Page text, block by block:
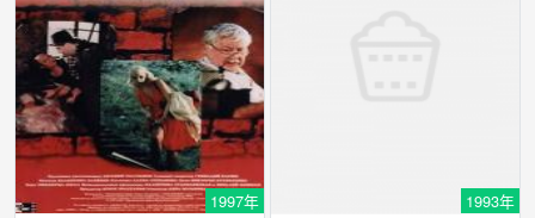
1997年 1993年